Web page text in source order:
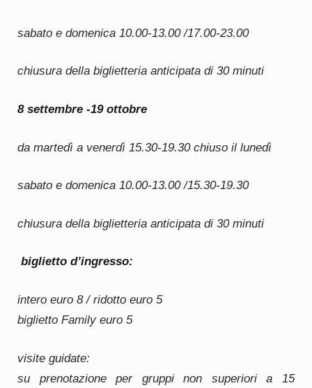
sabato e domenica 10.00-13.00 /17.00-23.00
chiusura della biglietteria anticipata di 30 minuti
8 settembre -19 ottobre
da martedì a venerdì 15.30-19.30 chiuso il lunedì
sabato e domenica 10.00-13.00 /15.30-19.30
chiusura della biglietteria anticipata di 30 minuti
biglietto d’ingresso:
intero euro 8 / ridotto euro 5
biglietto Family euro 5
visite guidate:
su prenotazione per gruppi non superiori a 15